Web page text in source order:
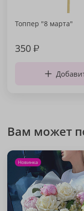
Топпер "8 марта"
350₽
Вам может
Новинка